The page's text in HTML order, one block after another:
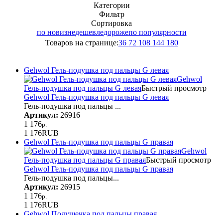
Категории
Фильтр
Сортировка
по новизнедешевледорожепо популярности
Товаров на странице:36 72 108 144 180
Gehwol Гель-подушка под пальцы G левая
Gehwol
Гель-подушка под пальцы G леваяБыстрый просмотр
Gehwol Гель-подушка под пальцы G левая
Гель-подушка под пальцы ...
Артикул: 26916
1 176р.
1 176RUB
Gehwol Гель-подушка под пальцы G правая
Gehwol
Гель-подушка под пальцы G праваяБыстрый просмотр
Gehwol Гель-подушка под пальцы G правая
Гель-подушка под пальцы...
Артикул: 26915
1 176р.
1 176RUB